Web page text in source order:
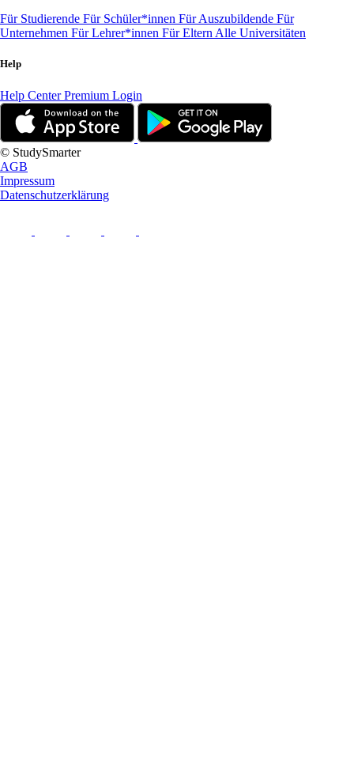
Für Studierende Für Schüler*innen Für Auszubildende Für
Unternehmen Für Lehrer*innen Für Eltern Alle Universitäten
Help
Help CenterPremium Login
© StudySmarter
AGB
Impressum
Datenschutzerklärung